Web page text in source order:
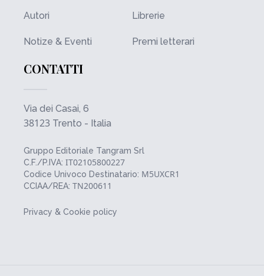
Autori
Notize & Eventi
Librerie
Premi letterari
CONTATTI
Via dei Casai, 6
38123 Trento - Italia
Gruppo Editoriale Tangram Srl
C.F./P.IVA: IT02105800227
Codice Univoco Destinatario: M5UXCR1
CCIAA/REA: TN200611
Privacy & Cookie policy